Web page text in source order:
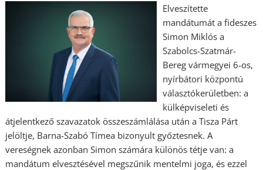
Elveszítette
mandátumát a fideszes
Simon Miklós a
Szabolcs-Szatmár-
Bereg vármegyei 6-os,
nyírbátori központú
választókerületben: a
külképviseleti és
átjelentkező szavazatok összeszámlálása után a Tisza Párt
jelöltje, Barna-Szabó Tímea bizonyult győztesnek. A
vereségnek azonban Simon számára különös tétje van: a
mandátum elvesztésével megszűnik mentelmi joga, és ezzel